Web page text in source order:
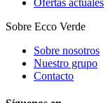
Sobre Ecco Verde
Sobre nosotros
Nuestro grupo
Contacto